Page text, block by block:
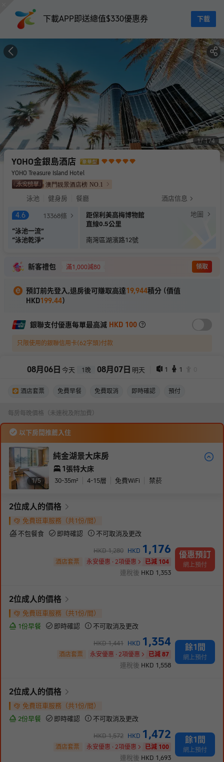
下載APP即送總值$330優惠券 下載
1 174
YOHO金銀島酒店
YOHO Treasure Island Hotel
澳門靚景酒店榜 NO. 1
泳池 健身房 餐廳 酒店信息
4.6 13368條
“泳池一流”
“泳池乾淨”
距保利美高梅博物館
直線0.5公里
地圖
南灣區湖濱路12號
新客禮包 滿1,000減80 領取
預訂前先登入,退房後可賺取高達19,944積分 (價值
HKD199.44)
銀聯支付優惠每單最高減 HKD 100
只限使用的銀聯信用卡(62字頭)付款
08月 06 日 今天 1 晚 08月 07 日 明天 1 1
酒店套票 免費早餐 免費取消 即時確認 預付
每房每晚價格（未連稅及附加費）
以下房間推薦入住
1/5
純金湖景大床房
1張特大床
30-35m² 4-15層 免費WiFi 禁菸
2位成人 的價格
免費班車服務（共1份/間）
不包餐食
即時確認 不可取消及更改
HKD1,280 HKD 1,176
永安優惠 · 2項優惠 已減 104
酒店套票
連稅後 HKD 1,353
優惠預訂
網上預付
2位成人 的價格
免費班車服務（共1份/間）
1份早餐
即時確認 不可取消及更改
HKD1,441 HKD 1,354
永安優惠 · 2項優惠 已減 87
酒店套票
連稅後 HKD 1,558
餘1間
網上預付
2位成人 的價格
免費班車服務（共1份/間）
2份早餐
即時確認 不可取消及更改
HKD1,572 HKD 1,472
永安優惠 · 2項優惠 已減 100
酒店套票
連稅後 HKD 1,693
餘1間
網上預付